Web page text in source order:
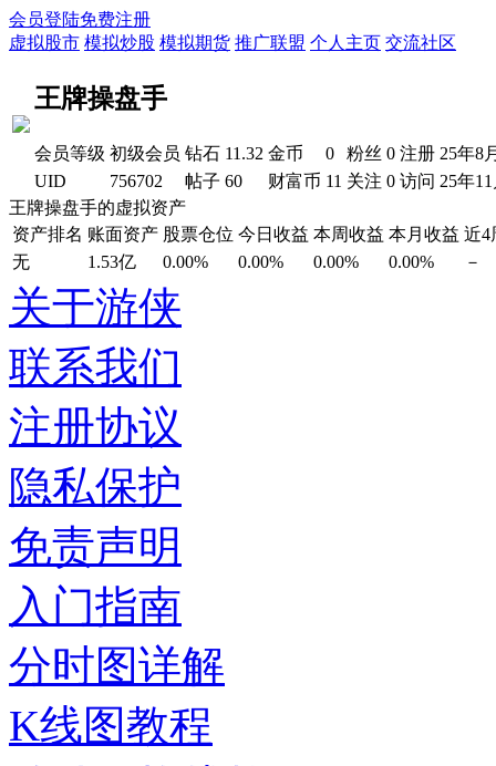
会员登陆免费注册
虚拟股市 模拟炒股 模拟期货 推广联盟 个人主页 交流社区
王牌操盘手
会员等级 初级会员 钻石 11.32 金币 0 粉丝 0 注册 25年8
UID
756702 帖子 60 财富币 11 关注 0 访问 25年
王牌操盘手的虚拟资产
资产排名 账面资产 股票仓位 今日收益 本周收益 本月收益 近4
无
1.53亿 0.00% 0.00% 0.00% 0.00% －
关于游侠
联系我们
注册协议
隐私保护
免责声明
入门指南
分时图详解
K线图教程